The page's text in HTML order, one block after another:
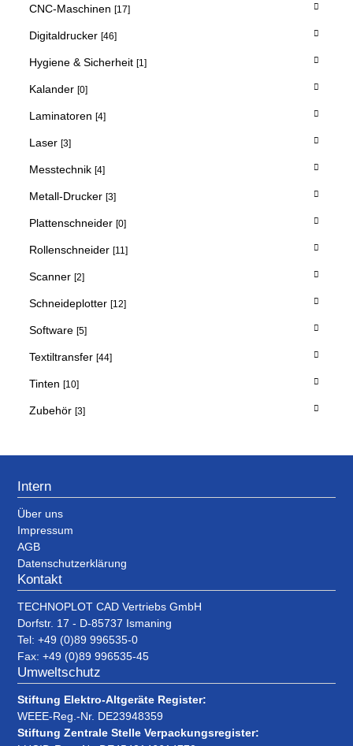
CNC-Maschinen [17]
Digitaldrucker [46]
Hygiene & Sicherheit [1]
Kalander [0]
Laminatoren [4]
Laser [3]
Messtechnik [4]
Metall-Drucker [3]
Plattenschneider [0]
Rollenschneider [11]
Scanner [2]
Schneideplotter [12]
Software [5]
Textiltransfer [44]
Tinten [10]
Zubehör [3]
Intern
Über uns
Impressum
AGB
Datenschutzerklärung
Kontakt
TECHNOPLOT CAD Vertriebs GmbH
Dorfstr. 17 - D-85737 Ismaning
Tel: +49 (0)89 996535-0
Fax: +49 (0)89 996535-45
Umweltschutz
Stiftung Elektro-Altgeräte Register:
WEEE-Reg.-Nr. DE23948359
Stiftung Zentrale Stelle Verpackungsregister: